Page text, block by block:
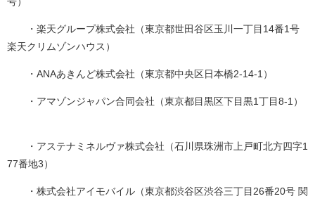
・楽天グループ株式会社（東京都世田谷区玉川一丁目14番1号
楽天クリムゾンハウス）
・ANAあきんど株式会社（東京都中央区日本橋2-14-1）
・アマゾンジャパン合同会社（東京都目黒区下目黒1丁目8-1）
・アステナミネルヴァ株式会社（石川県珠洲市上戸町北方四字1
77番地3）
・株式会社アイモバイル（東京都渋谷区渋谷三丁目26番20号 関